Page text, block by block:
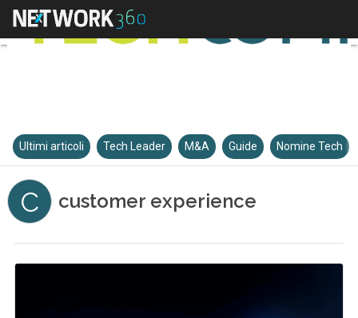
Ultimi articoli Tech Leader M&A Guide Nomine Tech
C customer experience